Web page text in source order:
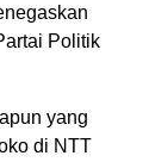
Politik
yang
di NTT